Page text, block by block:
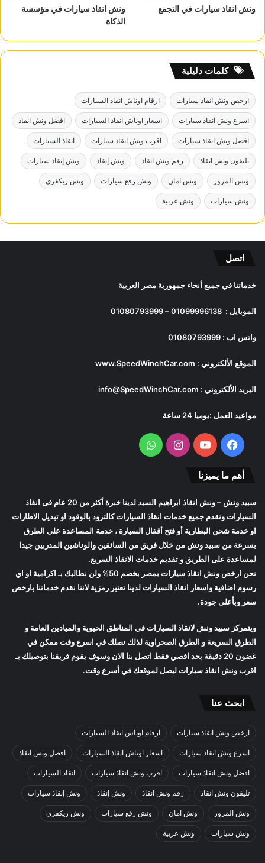
ونش انقاذ سيارات في التجمع
ونش انقاذ سيارات في مؤسسة
الذكاة
كلمات دليلية
ارخص ونش انقاذ سيارات ارقام اوناش انقاذ السيارات
اسرع ونش انقاذ سيارات اسعار اوناش انقاذ السيارات افضل ونش انقاذ
افضل ونش انقاذ سيارات اقرب ونش انقاذ سيارات انقاذ السيارات
تليفون ونش انقاذ رقم ونش انقاذ ونش إنقاذ ونش إنقاذ سيارات
ونش المرور ونش امان ونش رفع سيارات ونش ريكفري
ونش سيارات ونش عربية
اتصل
خدماتنا في جميع أنحاء جمهورية مصر العربية
الموبايل : 01099996138
–
01080793999
واتس اب : 01080793999
الموقع الألكتروني : www.SpeedWinchCar.com
البريد الألكتروني : info@SpeedWinchCar.com
مواعيد العمل :يوميا 24 ساعة
فيسبوكيوتيوب انستقرامواتساب
أهم ما يميزنا
سبيد ونش
– ونش انقاذ ابراهيم السيد لدينا خبرة أكثر من 20 عام فى انقاذ
السيارات ونقدم جميع خدمات انقاذ السيارات كالتزود بالوقود او تبديل الاطارات
او خدمة شحن البطارية أو فتح أقفال السيارة ، خدمة المساعدة على الطرق
بسرعة من سبيد ونش من خلال فريق من السائقين والوناشين المدربين جيدا
لمساعدة على الطريق و تقديم خدمات الانقاذ السريع.
نحن ارخص ونش انقاذ سيارات
بمصر بخصم 50% ولن نطالبك بـ اكرامية او اي
رسوم اضافية واسعار انقاذ السياراتلدينا تعتبر رمزية لاننا نقدم خدماتنا بارخص
سعر وبأعلى جودة.
ويتمركز سبيد ونش لانقاذ السيارات في المناطق الحيوية والميادين العامة و
الطرق السريعة و الطرق الصحراوية لذلك نصلك في اسرع وقت ممكن في
غضون 20 دقيقة بحد اقصي فقط اتصل بنا الان وسوف يقوم فريقنا بتوصيلك بـ
اقربونش انقاذ سياراتليصل لموقعك في أسرع وقت.
ابحث عنا
ارخص ونش انقاذ سيارات ارقام اوناش انقاذ السيارات
اسرع ونش انقاذ سيارات اسعار اوناش انقاذ السيارات افضل ونش انقاذ
افضل ونش انقاذ سيارات اقرب ونش انقاذ سيارات انقاذ السيارات
تليفون ونش انقاذ رقم ونش انقاذ ونش إنقاذ ونش إنقاذ سيارات
ونش المرور ونش امان ونش رفع سيارات ونش ريكفري
ونش سيارات ونش عربية